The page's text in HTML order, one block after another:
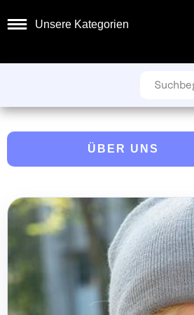
Unsere Kategorien
ÜBER UNS